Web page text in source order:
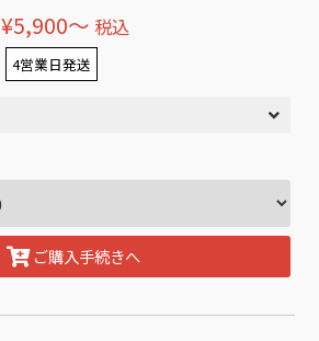
¥5,900〜 税込
4営業日発送
ご購入手続きへ